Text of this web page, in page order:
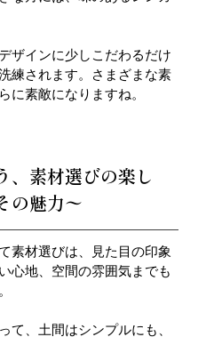
ザインに少しこだわるだけ
練されます。さまざまな素
に素敵になりますね。
、素材選びの楽し
の魅力〜
素材選びは、見た目の印象
心地、空間の雰囲気までも
て、土間はシンプルにも、